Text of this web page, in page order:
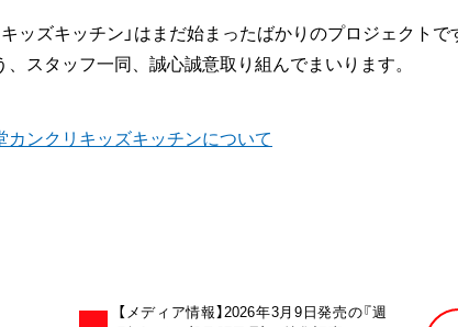
キッズキッチン」はまだ始まったばかりのプロジェク
、スタッフ一同、誠心誠意取り組んでまいります。
カンクリキッズキッチンについて
【メディア情報】2026年3月9日発売の『週